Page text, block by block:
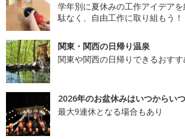
学年別に夏休みの工作アイデア
駄なく、自由工作に取り組もう！
関東・関西の日帰り温泉
関東や関西の日帰りできるおす
2026年のお盆休みはいつからい
最大9連休となる場合もあり